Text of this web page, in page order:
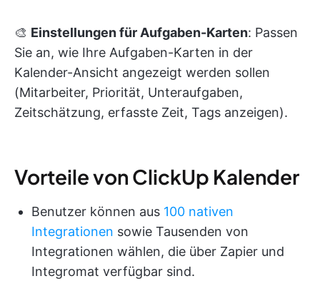
🎨 Einstellungen für Aufgaben-Karten: Passen
Sie an, wie Ihre Aufgaben-Karten in der
Kalender-Ansicht angezeigt werden sollen
(Mitarbeiter, Priorität, Unteraufgaben,
Zeitschätzung, erfasste Zeit, Tags anzeigen).
Vorteile von ClickUp Kalender
Benutzer können aus 100 nativen
Integrationen sowie Tausenden von
Integrationen wählen, die über Zapier und
Integromat verfügbar sind.